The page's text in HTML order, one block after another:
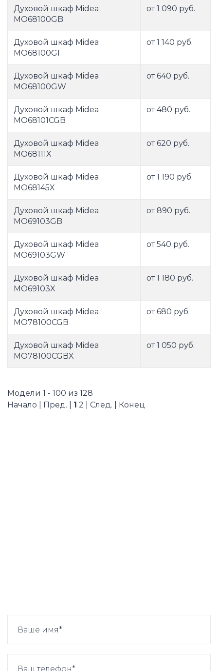
Духовой шкаф Midea
MO68100GB
от 1 090 руб.
Духовой шкаф Midea
MO68100GI
от 1 140 руб.
Духовой шкаф Midea
MO68100GW
от 640 руб.
Духовой шкаф Midea
MO68101CGB
от 480 руб.
Духовой шкаф Midea
MO68111X
от 620 руб.
Духовой шкаф Midea
MO68145X
от 1 190 руб.
Духовой шкаф Midea
MO69103GB
от 890 руб.
Духовой шкаф Midea
MO69103GW
от 540 руб.
Духовой шкаф Midea
MO69103X
от 1 180 руб.
Духовой шкаф Midea
MO78100CGB
от 680 руб.
Духовой шкаф Midea
MO78100CGBX
от 1 050 руб.
Модели 1 - 100 из 128
Начало | Пред. | 1 2 След. Конец